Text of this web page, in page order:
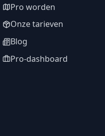
Pro worden
Onze tarieven
Blog
Pro-dashboard